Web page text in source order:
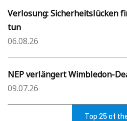
Verlosung: Sicherheitslücken
tun
06.08.26
NEP verlängert Wimbledon-
09.07.26
Top 25 of